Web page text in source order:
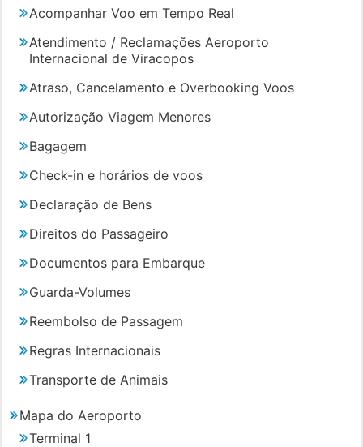
Acompanhar Voo em Tempo Real
Atendimento / Reclamações Aeroporto
Internacional de Viracopos
Atraso, Cancelamento e Overbooking Voos
Autorização Viagem Menores
Bagagem
Check-in e horários de voos
Declaração de Bens
Direitos do Passageiro
Documentos para Embarque
Guarda-Volumes
Reembolso de Passagem
Regras Internacionais
Transporte de Animais
Mapa do Aeroporto
Terminal 1